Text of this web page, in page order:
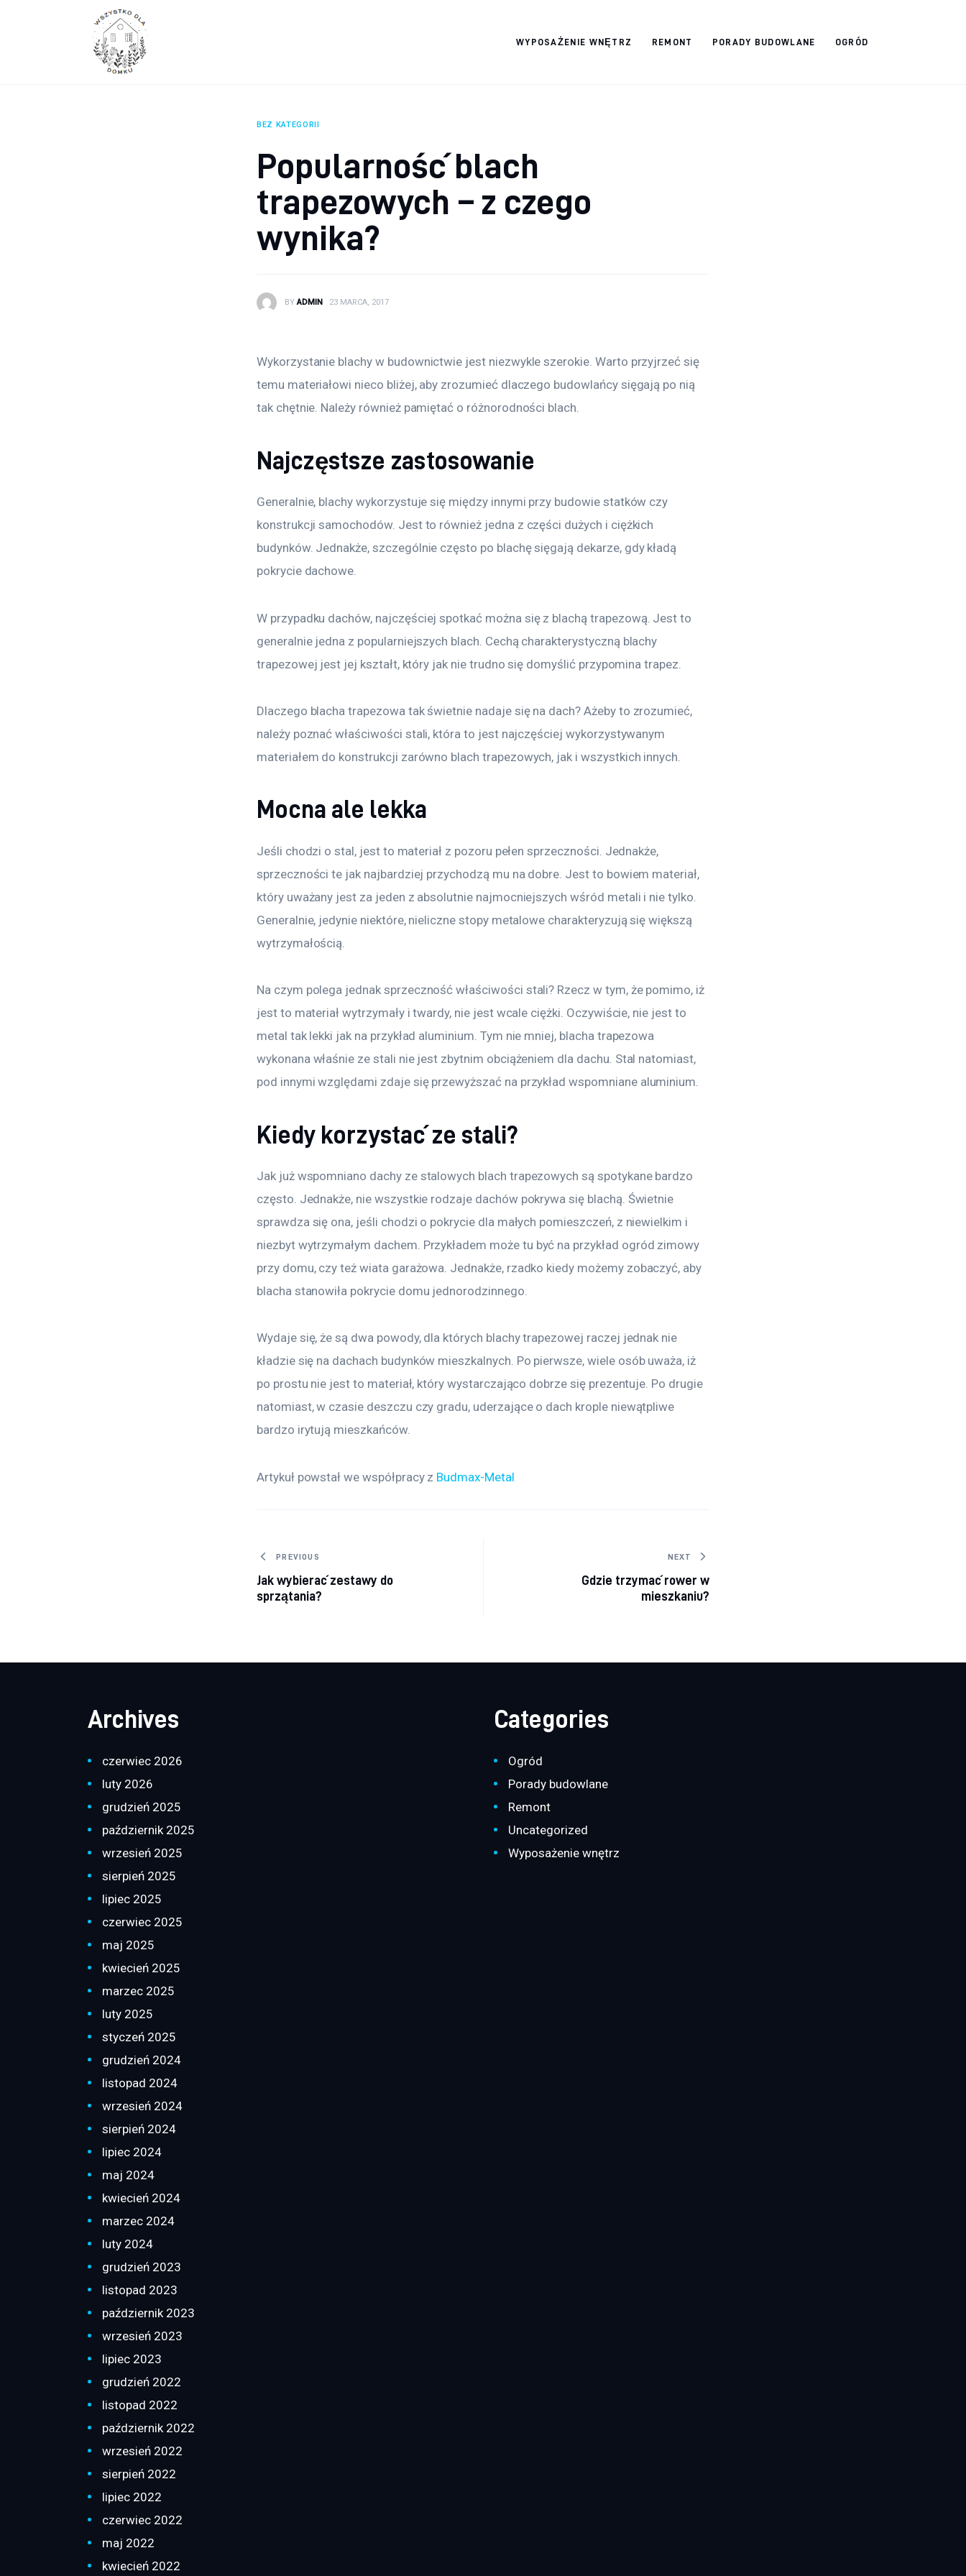
WYPOSAŻENIE WNĘTRZ REMONT PORADY BUDOWLANE OGRÓD
Wyposażenie wnętrz
BEZ KATEGORII
Popularność blach
trapezowych – z czego
wynika?
BY ADMIN 23 MARCA, 2017
Wykorzystanie blachy w budownictwie jest niezwykle szerokie. Warto przyjrzeć się
temu materiałowi nieco bliżej, aby zrozumieć dlaczego budowlańcy sięgają po nią
tak chętnie. Należy również pamiętać o różnorodności blach.
Najczęstsze zastosowanie
Generalnie, blachy wykorzystuje się między innymi przy budowie statków czy
konstrukcji samochodów. Jest to również jedna z części dużych i ciężkich
budynków. Jednakże, szczególnie często po blachę sięgają dekarze, gdy kładą
pokrycie dachowe.
W przypadku dachów, najczęściej spotkać można się z blachą trapezową. Jest to
generalnie jedna z popularniejszych blach. Cechą charakterystyczną blachy
trapezowej jest jej kształt, który jak nie trudno się domyślić przypomina trapez.
Dlaczego blacha trapezowa tak świetnie nadaje się na dach? Ażeby to zrozumieć,
należy poznać właściwości stali, która to jest najczęściej wykorzystywanym
materiałem do konstrukcji zarówno blach trapezowych, jak i wszystkich innych.
Mocna ale lekka
Jeśli chodzi o stal, jest to materiał z pozoru pełen sprzeczności. Jednakże,
sprzeczności te jak najbardziej przychodzą mu na dobre. Jest to bowiem materiał,
który uważany jest za jeden z absolutnie najmocniejszych wśród metali i nie tylko.
Generalnie, jedynie niektóre, nieliczne stopy metalowe charakteryzują się większą
wytrzymałością.
Na czym polega jednak sprzeczność właściwości stali? Rzecz w tym, że pomimo, iż
jest to materiał wytrzymały i twardy, nie jest wcale ciężki. Oczywiście, nie jest to
metal tak lekki jak na przykład aluminium. Tym nie mniej, blacha trapezowa
wykonana właśnie ze stali nie jest zbytnim obciążeniem dla dachu. Stal natomiast,
pod innymi względami zdaje się przewyższać na przykład wspomniane aluminium.
Kiedy korzystać ze stali?
Jak już wspomniano dachy ze stalowych blach trapezowych są spotykane bardzo
często. Jednakże, nie wszystkie rodzaje dachów pokrywa się blachą. Świetnie
sprawdza się ona, jeśli chodzi o pokrycie dla małych pomieszczeń, z niewielkim i
niezbyt wytrzymałym dachem. Przykładem może tu być na przykład ogród zimowy
przy domu, czy też wiata garażowa. Jednakże, rzadko kiedy możemy zobaczyć, aby
blacha stanowiła pokrycie domu jednorodzinnego.
Wydaje się, że są dwa powody, dla których blachy trapezowej raczej jednak nie
kładzie się na dachach budynków mieszkalnych. Po pierwsze, wiele osób uważa, iż
po prostu nie jest to materiał, który wystarczająco dobrze się prezentuje. Po drugie
natomiast, w czasie deszczu czy gradu, uderzające o dach krople niewątpliwe
bardzo irytują mieszkańców.
Artykuł powstał we współpracy z Budmax-Metal
Nawigacja wpisu
PREVIOUS
Jak wybierać zestawy do
sprzątania?
NEXT
Gdzie trzymać rower w
mieszkaniu?
Archives
czerwiec 2026
luty 2026
grudzień 2025
październik 2025
wrzesień 2025
sierpień 2025
lipiec 2025
czerwiec 2025
maj 2025
kwiecień 2025
marzec 2025
luty 2025
styczeń 2025
grudzień 2024
listopad 2024
wrzesień 2024
sierpień 2024
lipiec 2024
maj 2024
kwiecień 2024
marzec 2024
luty 2024
grudzień 2023
listopad 2023
październik 2023
wrzesień 2023
lipiec 2023
grudzień 2022
listopad 2022
październik 2022
wrzesień 2022
sierpień 2022
lipiec 2022
czerwiec 2022
maj 2022
kwiecień 2022
Categories
Ogród
Porady budowlane
Remont
Uncategorized
Wyposażenie wnętrz